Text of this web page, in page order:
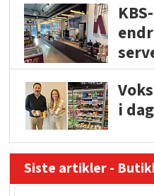
i
Siste artikler -